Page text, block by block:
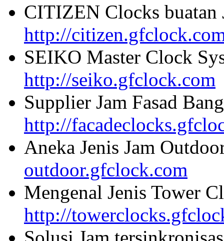
CITIZEN Clocks buatan
http://
SEIKO Master Clock
http://seiko.gfclock.com
Supplier Jam Fasad
http://
Aneka Jenis Jam
outdoor.gfclock.com
Mengenal Jenis Tower
http://